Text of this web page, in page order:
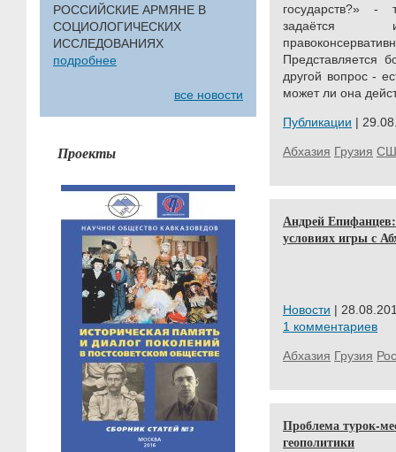
РОССИЙСКИЕ АРМЯНЕ В
СОЦИОЛОГИЧЕСКИХ
ИССЛЕДОВАНИЯХ
подробнее
все новости
Проекты
государств?» -
задаётся
Представляется
другой вопрос -
может ли она
Публикации |
Абхазия Грузия
Андрей
условиях игры с
Новости |
1 комментариев
Абхазия Грузия
Проблема турок-
геополитики